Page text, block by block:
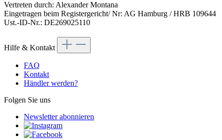
Vertreten durch: Alexander Montana
Eingetragen beim Registergericht/ Nr: AG Hamburg / HRB 109644
Ust.-ID-Nr.: DE269025110
Hilfe & Kontakt
FAQ
Kontakt
Händler werden?
Folgen Sie uns
Newsletter abonnieren